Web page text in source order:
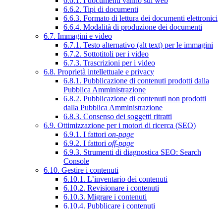
6.6.2. Tipi di documenti
6.6.3. Formato di lettura dei documenti elettronici
6.6.4. Modalità di produzione dei documenti
6.7. Immagini e video
6.7.1. Testo alternativo (alt text) per le immagini
6.7.2. Sottotitoli per i video
6.7.3. Trascrizioni per i video
6.8. Proprietà intellettuale e privacy
6.8.1. Pubblicazione di contenuti prodotti dalla
Pubblica Amministrazione
6.8.2. Pubblicazione di contenuti non prodotti
dalla Pubblica Amministrazione
6.8.3. Consenso dei soggetti ritratti
6.9. Ottimizzazione per i motori di ricerca (SEO)
6.9.1. I fattori on-page
6.9.2. I fattori off-page
6.9.3. Strumenti di diagnostica SEO: Search
Console
6.10. Gestire i contenuti
6.10.1. L’inventario dei contenuti
6.10.2. Revisionare i contenuti
6.10.3. Migrare i contenuti
6.10.4. Pubblicare i contenuti